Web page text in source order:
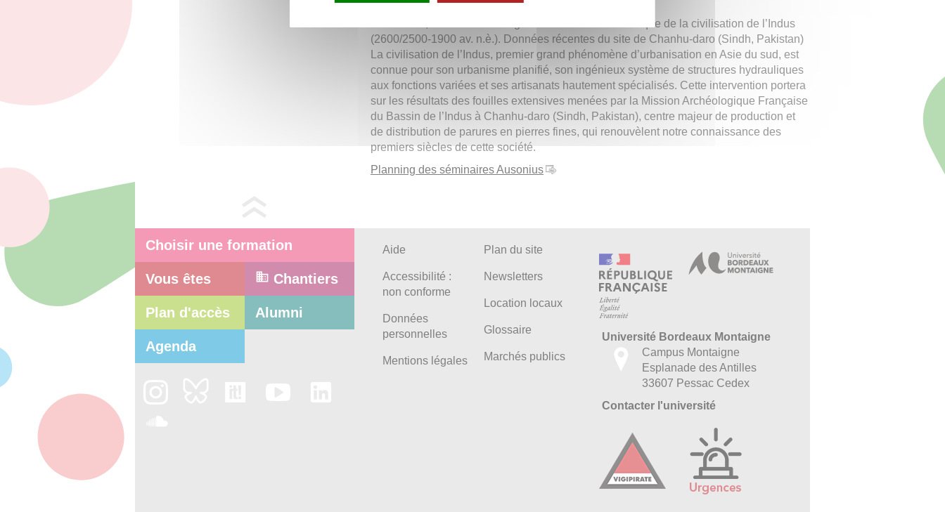
Urbanisme, architecture et organisation socio-économique de la civilisation de l’Indus
(2600/2500-1900 av. n.è.). Données récentes du site de Chanhu-daro (Sindh, Pakistan)
La civilisation de l’Indus, premier grand phénomène d’urbanisation en Asie du sud, est
connue pour son urbanisme planifié, son ingénieux système de structures hydrauliques
aux fonctions variées et ses artisanats hautement spécialisés. Cette intervention portera
sur les résultats des fouilles extensives menées par la Mission Archéologique Française
du Bassin de l’Indus à Chanhu-daro (Sindh, Pakistan), centre majeur de production et
de distribution de parures en pierres fines, qui renouvèlent notre connaissance des
premiers siècles de cette société.
Planning des séminaires Ausonius
Choisir une formation
Vous êtes Chantiers
Plan d'accès Alumni
Agenda
Aide
Accessibilité :
non conforme
Données
personnelles
Mentions légales
Plan du site
Newsletters
Location locaux
Glossaire
Marchés publics
Université Bordeaux Montaigne
Campus Montaigne
Esplanade des Antilles
33607 Pessac Cedex
Contacter l'université